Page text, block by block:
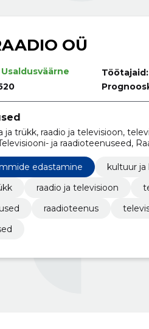
OÜ
Usaldusväärne
Töötajaid:
ja trükk, raadio ja televisioon,
ja raadioteenuseed,
ja haridus
edastamine
kultuur ja
raadio ja televisioon
raadioteenus